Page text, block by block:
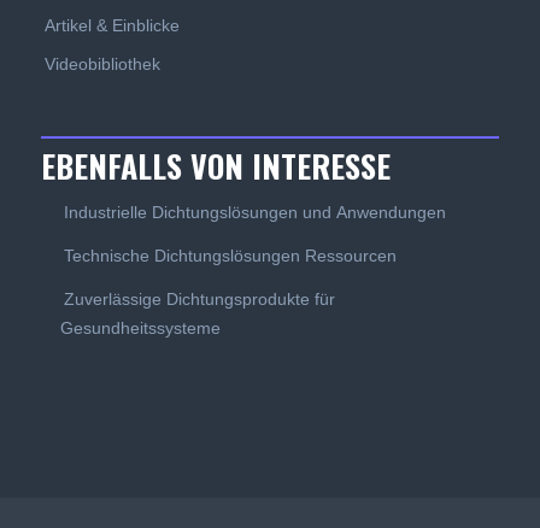
Artikel & Einblicke
Videobibliothek
EBENFALLS VON INTERESSE
Industrielle Dichtungslösungen und Anwendungen
Technische Dichtungslösungen Ressourcen
Zuverlässige Dichtungsprodukte für
Gesundheitssysteme